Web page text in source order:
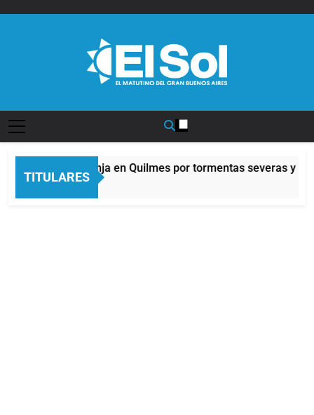
TITULARES
Alerta naranja en Quilmes por tormentas severas y
2 Horas Atrás